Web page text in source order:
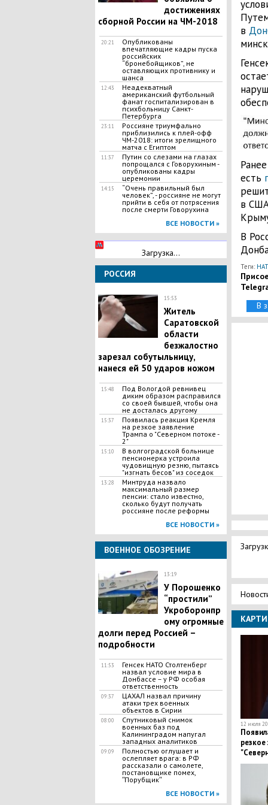
достижениях
сборной России на ЧМ-2018
20:21
Опубликованы
впечатляющие кадры пуска
российских
“бронебойщиков”, не
оставляющих противнику и
шанса
12:43
Неадекватный
американский футбольный
фанат госпитализирован в
психбольницу Санкт-
Петербурга
23:11
Россияне триумфально
приблизились к плей-офф
ЧМ-2018: итоги зрелищного
матча с Египтом
11:37
Путин со слезами на глазах
попрощался с Говорухиным -
опубликованы кадры
церемонии
14:15
​“Очень правильный был
человек”, - россияне не могут
прийти в себя от потрясения
после смерти Говорухина
ВСЕ НОВОСТИ »
Загрузка...
РОССИЯ
15:53
Житель
Саратовской
области
безжалостно
зарезал собутыльницу,
нанеся ей 50 ударов ножом
15:48
Под Вологдой ревнивец
диким образом расправился
со своей бывшей, чтобы она
не досталась другому
15:37
Появилась реакция Кремля
на резкое заявление
Трампа о "Северном потоке -
2"
15:10
В волгоградской больнице
пенсионерка устроила
чудовищную резню, пытаясь
"изгнать бесов" из соседок
13:28
Минтруда назвало
максимальный размер
пенсии: стало известно,
сколько будут получать
россияне после реформы
ВСЕ НОВОСТИ »
ВОЕННОЕ ОБОЗРЕНИЕ
13:19
У Порошенко
“простили”
Укроборонпр
ому огромные
долги перед Россией –
подробности
11:53
Генсек НАТО Столтенберг
назвал условие мира в
Донбассе – у РФ особая
ответственность
09:37
ЦАХАЛ назвал причину
атаки трех военных
объектов в Сирии
08:00
Спутниковый снимок
военных баз под
Калининградом напугал
западных аналитиков
09:09
Полностью оглушает и
ослепляет врага: в РФ
рассказали о самолете,
постановщике помех,
ʺПорубщикʺ
ВСЕ НОВОСТИ »
в
есть
в
В
Теги:
В
12 июля
резкое